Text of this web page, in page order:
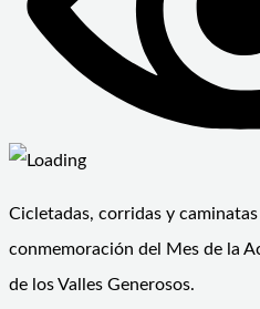
Cicletadas, corridas y
conmemoración del Mes de la
de los Valles Generosos.